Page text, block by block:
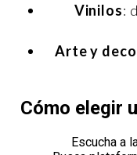
Vinilos:
Arte y
Cómo elegir
Escucha a